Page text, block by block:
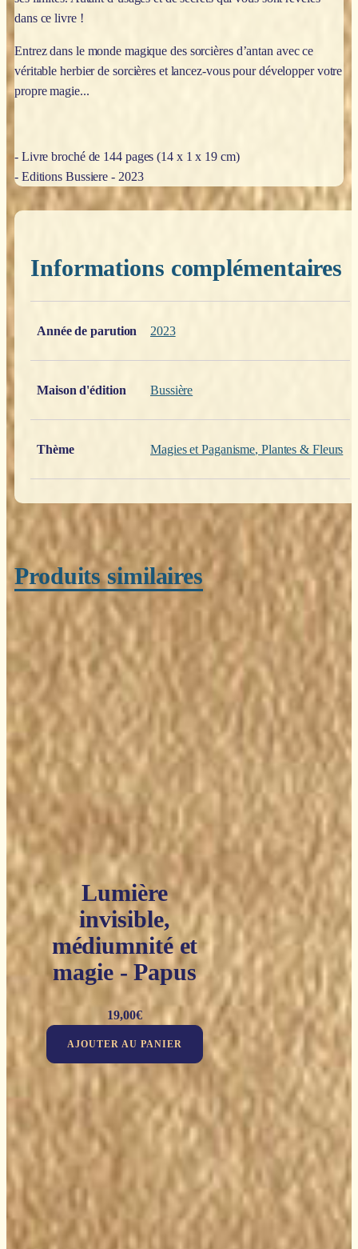
dans ce livre !
Entrez dans le monde magique des sorcières d’antan avec ce
véritable herbier de sorcières et lancez-vous pour développer votre
propre magie...
- Livre broché de 144 pages (14 x 1 x 19 cm)
- Editions Bussiere - 2023
Informations complémentaires
Année de parution
2023
Maison d'édition Bussière
Thème Magies et Paganisme, Plantes & Fleurs
Produits similaires
Lumière
invisible,
médiumnité et
magie - Papus
19,00€
AJOUTER AU PANIER